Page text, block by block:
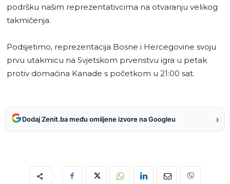
podršku našim reprezentativcima na otvaranju velikog
takmičenja.
Podsjetimo, reprezentacija Bosne i Hercegovine svoju
prvu utakmicu na Svjetskom prvenstvu igra u petak
protiv domaćina Kanade s početkom u 21:00 sat.
Dodaj Zenit.ba među omiljene izvore na Googleu ›